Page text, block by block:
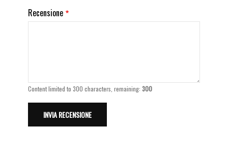
Recensione
Content limited to 300 characters, remaining:300